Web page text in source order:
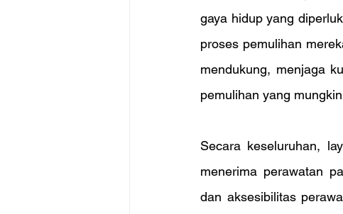
gaya hidup yang
proses pemulihan
mendukung, menjaga
pemulihan yang
Secara keseluruhan,
menerima perawatan
dan aksesibilitas